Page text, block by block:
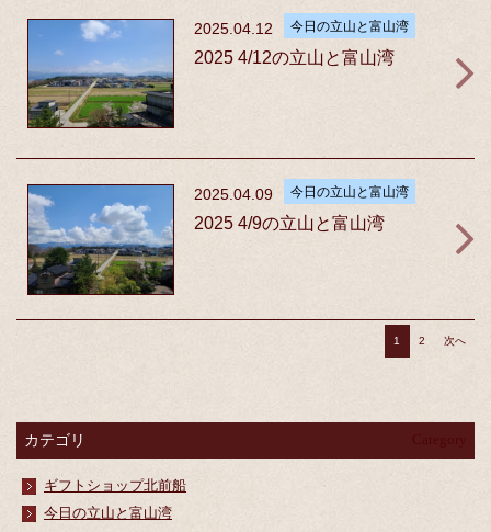
2025.04.12 今日の立山と富山湾
2025 4/12の立山と富山湾
2025.04.09 今日の立山と富山湾
2025 4/9の立山と富山湾
1 2 次へ
カテゴリ
ギフトショップ北前船
今日の立山と富山湾